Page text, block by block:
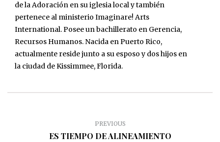
de la Adoración en su iglesia local y también
pertenece al ministerio Imaginare! Arts
International. Posee un bachillerato en Gerencia,
Recursos Humanos. Nacida en Puerto Rico,
actualmente reside junto a su esposo y dos hijos en
la ciudad de Kissimmee, Florida.
PREVIOUS
ES TIEMPO DE ALINEAMIENTO